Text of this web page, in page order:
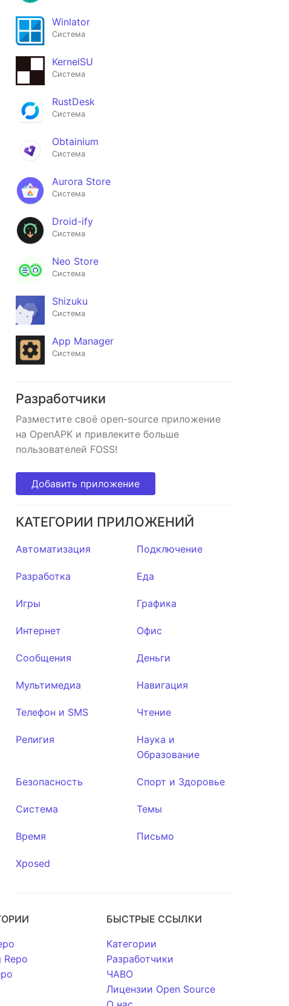
Last
Winlator
Система
KernelSU
Система
RustDesk
Система
Obtainium
Система
Aurora Store
Система
Droid-ify
Система
Neo Store
Система
Shizuku
Система
App Manager
Система
Разработчики
Разместите своё open-source приложение
на OpenAPK и привлеките больше
пользователей FOSS!
Добавить приложение
КАТЕГОРИИ ПРИЛОЖЕНИЙ
Автоматизация Подключение
Разработка Еда
Игры Графика
Интернет Офис
Сообщения Деньги
Мультимедиа Навигация
Телефон и SMS Чтение
Религия
Наука и
Образование
Безопасность Спорт и Здоровье
Система Темы
Время Письмо
Xposed
Repo
БЫСТРЫЕ ССЫЛКИ
Категории
Разработчики
ЧАВО
Лицензии Open Source